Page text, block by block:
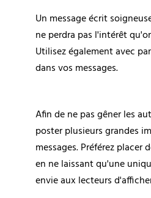
Un message écrit
ne perdra pas l'intérêt
Utilisez également avec
dans vos messages.
Afin de ne pas gêner les
poster plusieurs grandes
messages. Préférez placer
en ne laissant qu'une
envie aux lecteurs